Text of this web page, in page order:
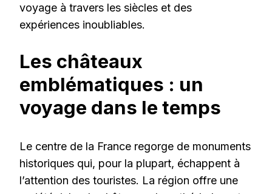
voyage à travers les siècles et des
expériences inoubliables.
Les châteaux
emblématiques : un
voyage dans le temps
Le centre de la France regorge de monuments
historiques qui, pour la plupart, échappent à
l’attention des touristes. La région offre une